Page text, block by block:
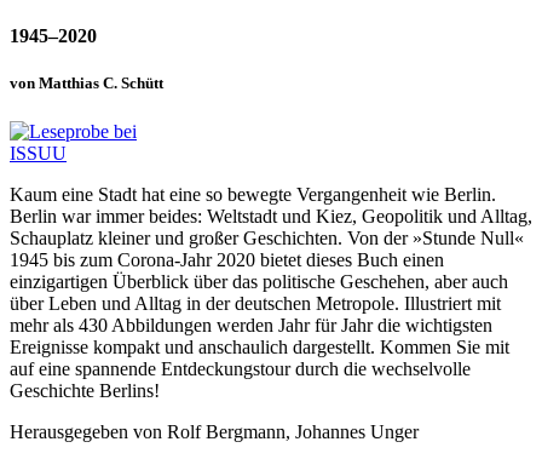
1945–2020
von Matthias C. Schütt
Kaum eine Stadt hat eine so bewegte Vergangenheit wie Berlin.
Berlin war immer beides: Weltstadt und Kiez, Geopolitik und Alltag,
Schauplatz kleiner und großer Geschichten. Von der »Stunde Null«
1945 bis zum Corona-Jahr 2020 bietet dieses Buch einen
einzigartigen Überblick über das politische Geschehen, aber auch
über Leben und Alltag in der deutschen Metropole. Illustriert mit
mehr als 430 Abbildungen werden Jahr für Jahr die wichtigsten
Ereignisse kompakt und anschaulich dargestellt. Kommen Sie mit
auf eine spannende Entdeckungstour durch die wechselvolle
Geschichte Berlins!
Herausgegeben von Rolf Bergmann, Johannes Unger